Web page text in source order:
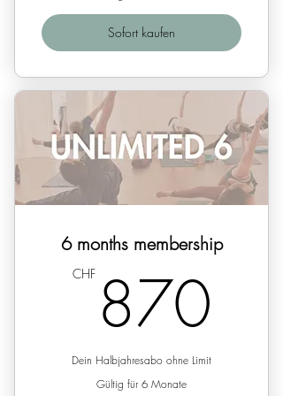
Sofort kaufen
6 months membership
CHF 870
Dein Halbjahresabo ohne Limit
Gültig für 6 Monate